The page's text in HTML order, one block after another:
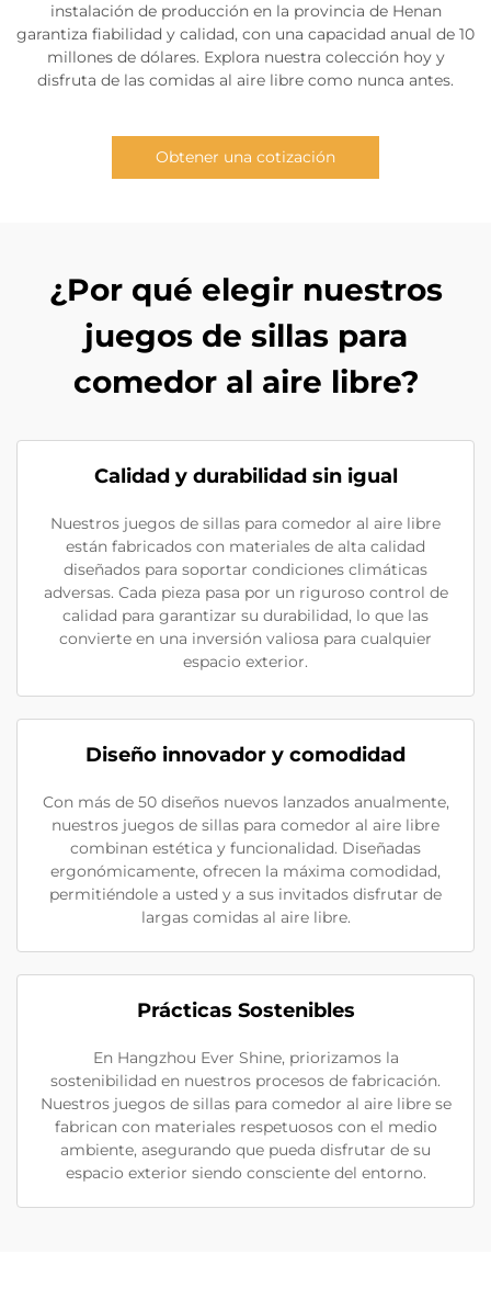
instalación de producción en la provincia de Henan
garantiza fiabilidad y calidad, con una capacidad anual de 10
millones de dólares. Explora nuestra colección hoy y
disfruta de las comidas al aire libre como nunca antes.
Obtener una cotización
¿Por qué elegir nuestros
juegos de sillas para
comedor al aire libre?
Calidad y durabilidad sin igual
Nuestros juegos de sillas para comedor al aire libre
están fabricados con materiales de alta calidad
diseñados para soportar condiciones climáticas
adversas. Cada pieza pasa por un riguroso control de
calidad para garantizar su durabilidad, lo que las
convierte en una inversión valiosa para cualquier
espacio exterior.
Diseño innovador y comodidad
Con más de 50 diseños nuevos lanzados anualmente,
nuestros juegos de sillas para comedor al aire libre
combinan estética y funcionalidad. Diseñadas
ergonómicamente, ofrecen la máxima comodidad,
permitiéndole a usted y a sus invitados disfrutar de
largas comidas al aire libre.
Prácticas Sostenibles
En Hangzhou Ever Shine, priorizamos la
sostenibilidad en nuestros procesos de fabricación.
Nuestros juegos de sillas para comedor al aire libre se
fabrican con materiales respetuosos con el medio
ambiente, asegurando que pueda disfrutar de su
espacio exterior siendo consciente del entorno.